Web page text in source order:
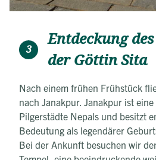
3
Entdeckung
der Göttin Sita
Nach einem frühen Frühstück
nach Janakpur. Janakpur ist
Pilgerstädte Nepals und besitzt
Bedeutung als legendärer
Bei der Ankunft besuchen wir